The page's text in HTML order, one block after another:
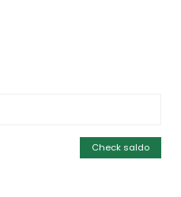
Check saldo